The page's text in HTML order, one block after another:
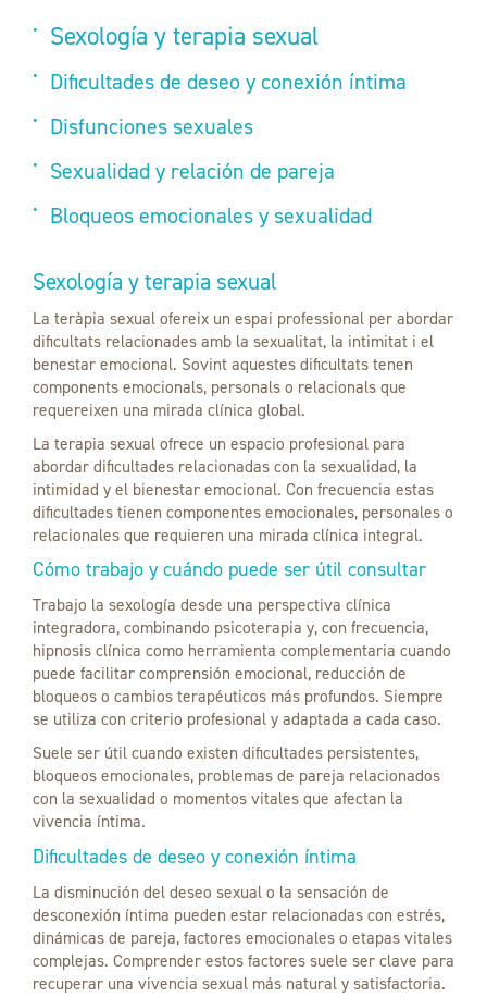
Sexología y terapia sexual
Dificultades de deseo y conexión íntima
Disfunciones sexuales
Sexualidad y relación de pareja
Bloqueos emocionales y sexualidad
Sexología y terapia sexual
La teràpia sexual ofereix un espai professional per abordar
dificultats relacionades amb la sexualitat, la intimitat i el
benestar emocional. Sovint aquestes dificultats tenen
components emocionals, personals o relacionals que
requereixen una mirada clínica global.
La terapia sexual ofrece un espacio profesional para
abordar dificultades relacionadas con la sexualidad, la
intimidad y el bienestar emocional. Con frecuencia estas
dificultades tienen componentes emocionales, personales o
relacionales que requieren una mirada clínica integral.
Cómo trabajo y cuándo puede ser útil consultar
Trabajo la sexología desde una perspectiva clínica
integradora, combinando psicoterapia y, con frecuencia,
hipnosis clínica como herramienta complementaria cuando
puede facilitar comprensión emocional, reducción de
bloqueos o cambios terapéuticos más profundos. Siempre
se utiliza con criterio profesional y adaptada a cada caso.
Suele ser útil cuando existen dificultades persistentes,
bloqueos emocionales, problemas de pareja relacionados
con la sexualidad o momentos vitales que afectan la
vivencia íntima.
Dificultades de deseo y conexión íntima
La disminución del deseo sexual o la sensación de
desconexión íntima pueden estar relacionadas con estrés,
dinámicas de pareja, factores emocionales o etapas vitales
complejas. Comprender estos factores suele ser clave para
recuperar una vivencia sexual más natural y satisfactoria.